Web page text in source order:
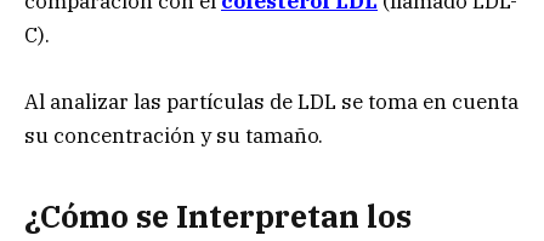
C).
Al analizar las partículas de LDL se toma en cuenta
su concentración y su tamaño.
¿Cómo se Interpretan los